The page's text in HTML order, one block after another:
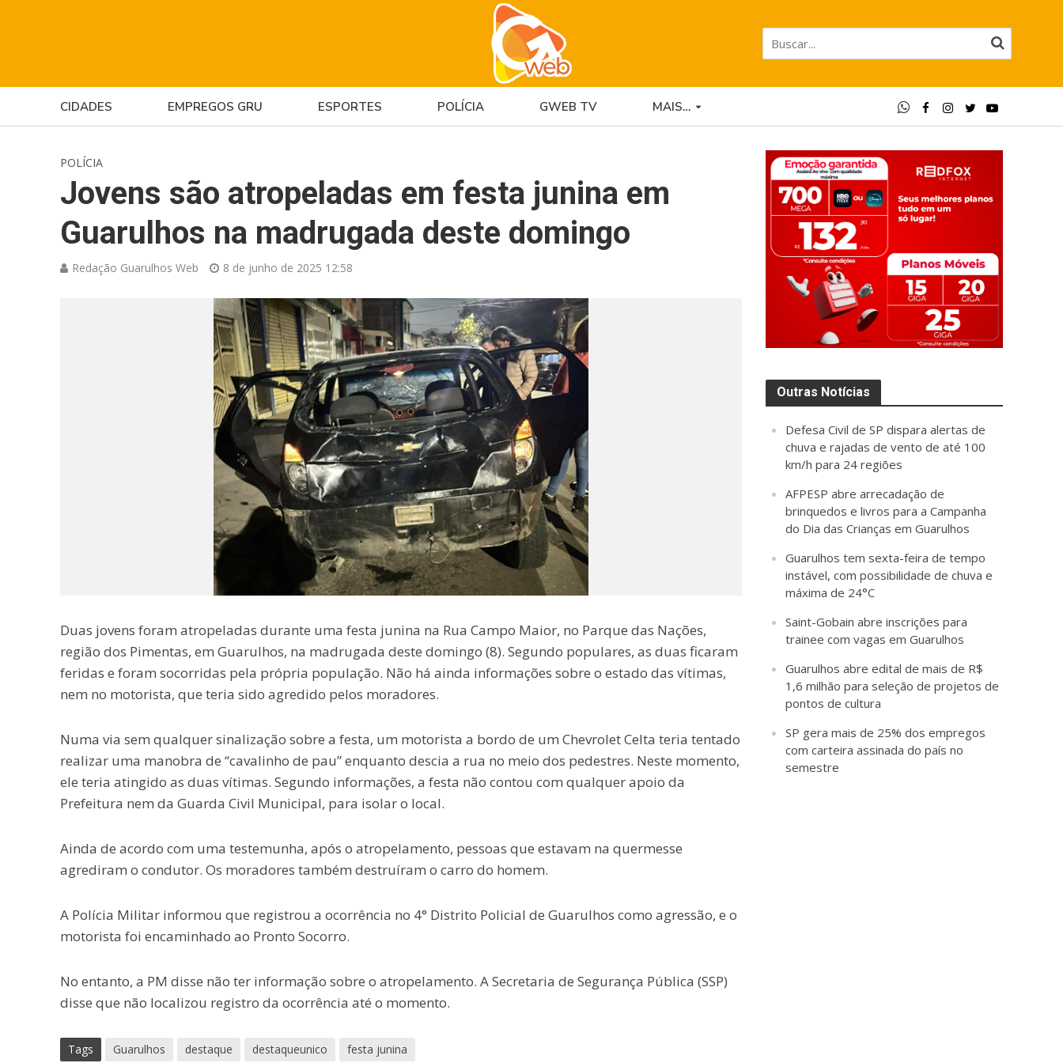
CIDADES EMPREGOS GRU ESPORTES POLÍCIA GWEB TV MAIS…
POLÍCIA
Jovens são atropeladas em festa junina em
Guarulhos na madrugada deste domingo
Redação Guarulhos Web 8 de junho de 2025 12:58
Duas jovens foram atropeladas durante uma festa junina na Rua Campo Maior, no Parque das Nações,
região dos Pimentas, em Guarulhos, na madrugada deste domingo (8). Segundo populares, as duas ficaram
feridas e foram socorridas pela própria população. Não há ainda informações sobre o estado das vítimas,
nem no motorista, que teria sido agredido pelos moradores.
Numa via sem qualquer sinalização sobre a festa, um motorista a bordo de um Chevrolet Celta teria tentado
realizar uma manobra de “cavalinho de pau” enquanto descia a rua no meio dos pedestres. Neste momento,
ele teria atingido as duas vítimas. Segundo informações, a festa não contou com qualquer apoio da
Prefeitura nem da Guarda Civil Municipal, para isolar o local.
Ainda de acordo com uma testemunha, após o atropelamento, pessoas que estavam na quermesse
agrediram o condutor. Os moradores também destruíram o carro do homem.
A Polícia Militar informou que registrou a ocorrência no 4° Distrito Policial de Guarulhos como agressão, e o
motorista foi encaminhado ao Pronto Socorro.
No entanto, a PM disse não ter informação sobre o atropelamento. A Secretaria de Segurança Pública (SSP)
disse que não localizou registro da ocorrência até o momento.
Tags Guarulhos destaque destaqueunico festa junina
Outras Notícias
Defesa Civil de SP dispara alertas de
chuva e rajadas de vento de até 100
km/h para 24 regiões
AFPESP abre arrecadação de
brinquedos e livros para a Campanha
do Dia das Crianças em Guarulhos
Guarulhos tem sexta-feira de tempo
instável, com possibilidade de chuva e
máxima de 24°C
Saint-Gobain abre inscrições para
trainee com vagas em Guarulhos
Guarulhos abre edital de mais de R$
1,6 milhão para seleção de projetos de
pontos de cultura
SP gera mais de 25% dos empregos
com carteira assinada do país no
semestre